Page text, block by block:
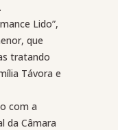
Lido”,
que
tratando
Távora e
com a
da Câmara